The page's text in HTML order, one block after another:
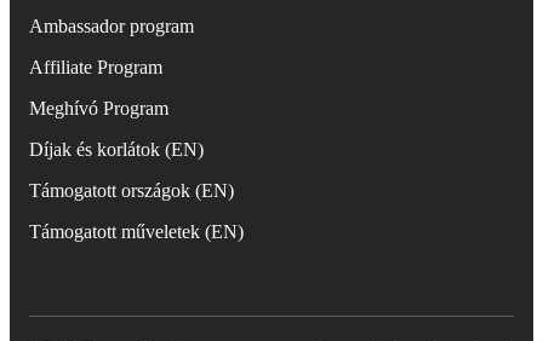
Ambassador program
Affiliate Program
Meghívó Program
Díjak és korlátok (EN)
Támogatott országok (EN)
Támogatott műveletek (EN)